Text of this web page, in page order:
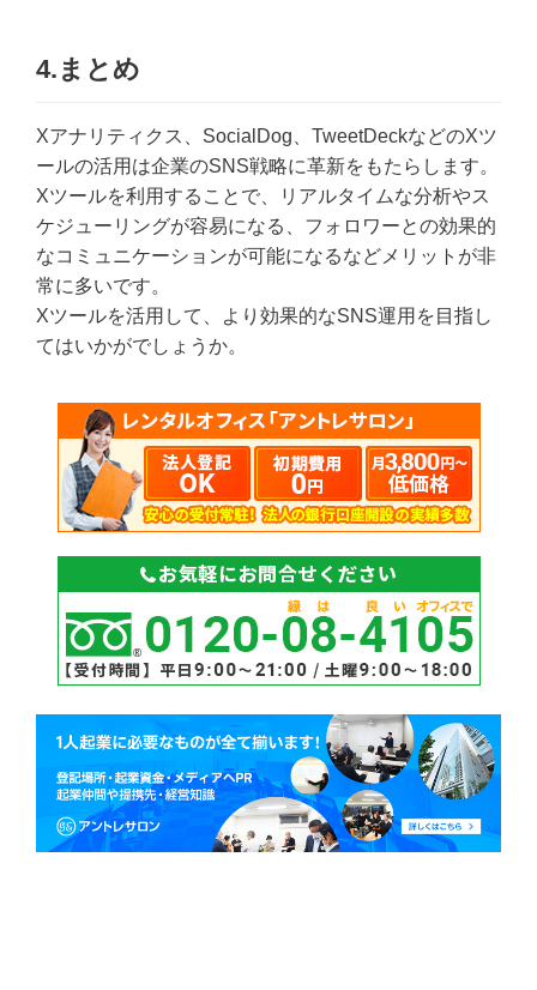
4.まとめ
Xアナリティクス、SocialDog、TweetDeckなどのXツ
ールの活用は企業のSNS戦略に革新をもたらします。
Xツールを利用することで、リアルタイムな分析やス
ケジューリングが容易になる、フォロワーとの効果的
なコミュニケーションが可能になるなどメリットが非
常に多いです。
Xツールを活用して、より効果的なSNS運用を目指し
てはいかがでしょうか。